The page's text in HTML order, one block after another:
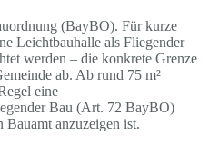
(BayBO). Für kurze
Leichtbauhalle als Fliegender
werden – die konkrete Grenze
ab. Ab rund 75 m²
eine
Bau (Art. 72 BayBO)
anzuzeigen ist.